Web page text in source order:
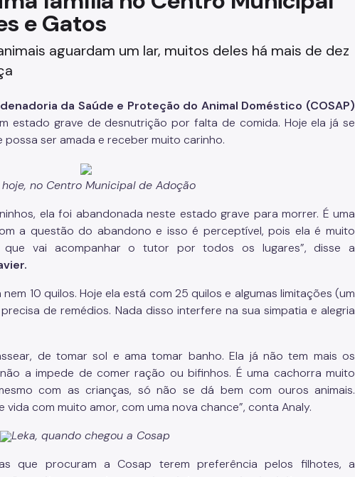
Legislação
Nota do Milhão
Programas e Benefícios
e Gatos
aguardam um lar, muitos deles há mais de dez
da Saúde e Proteção do Animal Doméstico (COSAP)
estado grave de desnutrição por falta de comida. Hoje ela já se
ser amada e receber muito carinho.
hoje, no Centro Municipal de Adoção
ela foi abandonada neste estado grave para morrer. É uma
a questão do abandono e isso é perceptível, pois ela é muito
vai acompanhar o tutor por todos os lugares”, disse a
10 quilos. Hoje ela está com 25 quilos e algumas limitações (um
de remédios. Nada disso interfere na sua simpatia e alegria
de tomar sol e ama tomar banho. Ela já não tem mais os
a impede de comer ração ou bifinhos. É uma cachorra muito
com as crianças, só não se dá bem com ouros animais.
vida com muito amor, com uma nova chance”, conta Analy.
Leka, quando chegou a Cosap
que procuram a Cosap terem preferência pelos filhotes, a